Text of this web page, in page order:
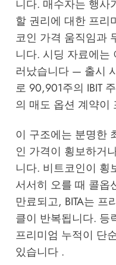
니다. 매수자는 행사
할 권리에 대한 프리
코인 가격 움직임과
니다. 시딩 자료에는
러났습니다 — 출시
로 90,901주의 IBIT
의 매도 옵션 계약이
이 구조에는 분명한
인 가격이 횡보하거
니다. 비트코인이 횡
서서히 오를 때 콜옵
만료되고, BITA는 프
클이 반복됩니다. 등
프리미엄 누적이 단
있습니다 .